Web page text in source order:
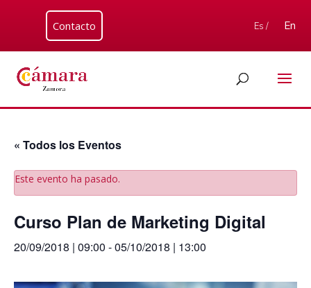
Contacto Es / En
« Todos los Eventos
Este evento ha pasado.
Curso Plan de Marketing Digital
20/09/2018 | 09:00 -05/10/2018 | 13:00